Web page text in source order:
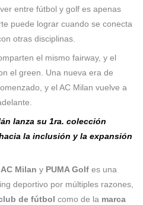
entre fútbol y golf es apenas
puede lograr cuando se conecta
otras disciplinas.
el mismo fairway, y el
el green. Una nueva era de
y el AC Milan vuelve a
lanza su 1ra. colección
la inclusión y la expansión
AC Milan y PUMA Golf es una
deportivo por múltiples razones,
de fútbol como de la marca